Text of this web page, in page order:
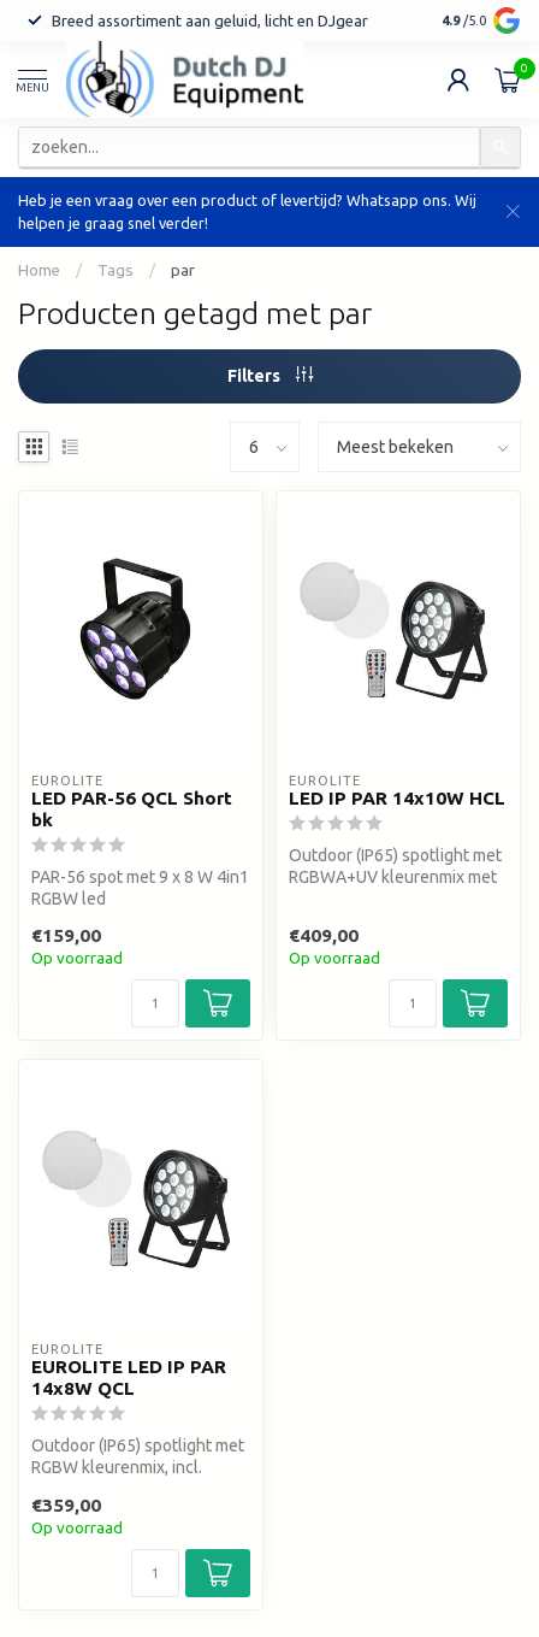
Breed assortiment aan geluid, licht en DJgear Tot 7 jaar
4.9 /5.0
MENU
0
Heb je een vraag over een product of levertijd? Whatsapp ons. Wij
helpen je graag snel verder!
Home / Tags / par
Producten getagd met par
Filters
EUROLITE
LED PAR-56 QCL Short
bk
PAR-56 spot met 9 x 8 W 4in1
RGBW led
€159,00
Op voorraad
EUROLITE
LED IP PAR 14x10W HCL
Outdoor (IP65) spotlight met
RGBWA+UV kleurenmix met
€409,00
Op voorraad
EUROLITE
EUROLITE LED IP PAR
14x8W QCL
Outdoor (IP65) spotlight met
RGBW kleurenmix, incl.
€359,00
Op voorraad